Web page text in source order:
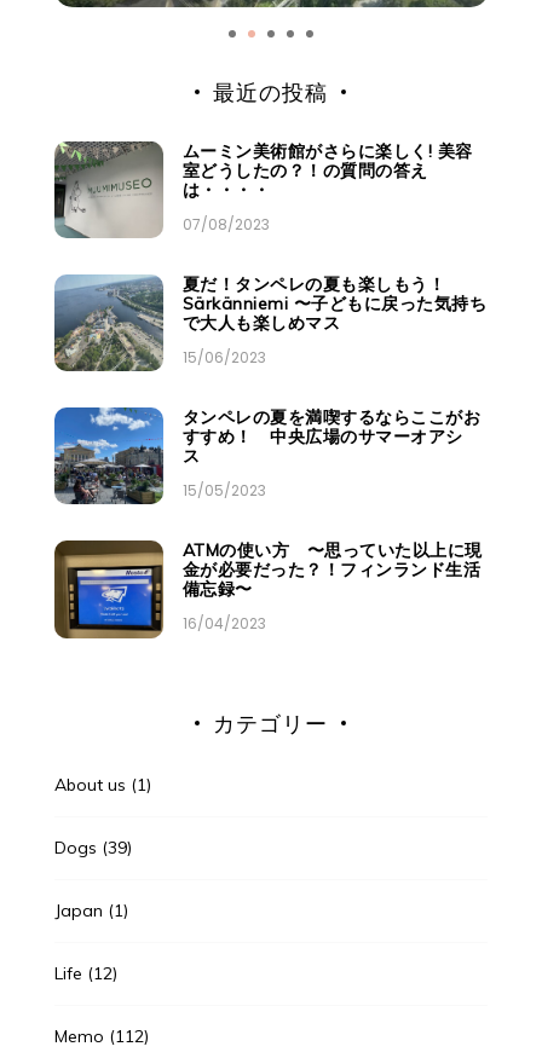
最近の投稿
ムーミン美術館がさらに楽しく! 美容
室どうしたの？！の質問の答え
は・・・・
07/08/2023
夏だ！タンペレの夏も楽しもう！
Särkänniemi 〜子どもに戻った気持ち
で大人も楽しめマス
15/06/2023
タンペレの夏を満喫するならここがお
すすめ！ 中央広場のサマーオアシ
ス
15/05/2023
ATMの使い方 〜思っていた以上に現
金が必要だった？！フィンランド生活
備忘録〜
16/04/2023
カテゴリー
About us (1)
Dogs (39)
Japan (1)
Life (12)
Memo (112)